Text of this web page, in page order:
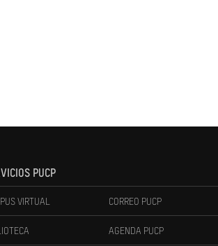
PUCP
VIRTUAL CORREO PUCP
AGENDA PUCP